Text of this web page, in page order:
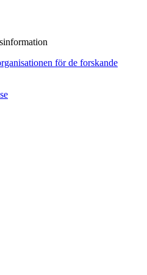
för de forskande